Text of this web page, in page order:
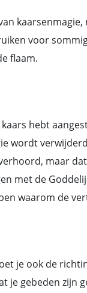
voor
ﬂaam.
hebt
wordt
maar
met de
waarom de
je ook de
je gebeden zijn